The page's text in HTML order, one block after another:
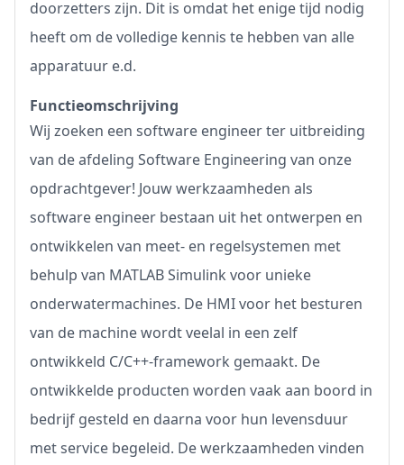
doorzetters zijn. Dit is omdat het enige tijd nodig
heeft om de volledige kennis te hebben van alle
apparatuur e.d.
Functieomschrijving
Wij zoeken een software engineer ter uitbreiding
van de afdeling Software Engineering van onze
opdrachtgever! Jouw werkzaamheden als
software engineer bestaan uit het ontwerpen en
ontwikkelen van meet- en regelsystemen met
behulp van MATLAB Simulink voor unieke
onderwatermachines. De HMI voor het besturen
van de machine wordt veelal in een zelf
ontwikkeld C/C++-framework gemaakt. De
ontwikkelde producten worden vaak aan boord in
bedrijf gesteld en daarna voor hun levensduur
met service begeleid. De werkzaamheden vinden